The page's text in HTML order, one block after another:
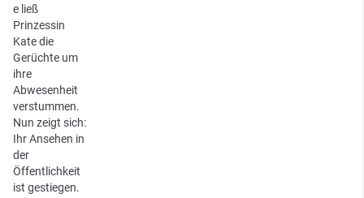
e ließ
Prinzessin
Kate die
Gerüchte um
ihre
Abwesenheit
verstummen.
Nun zeigt sich:
Ihr Ansehen in
der
Öffentlichkeit
ist gestiegen.